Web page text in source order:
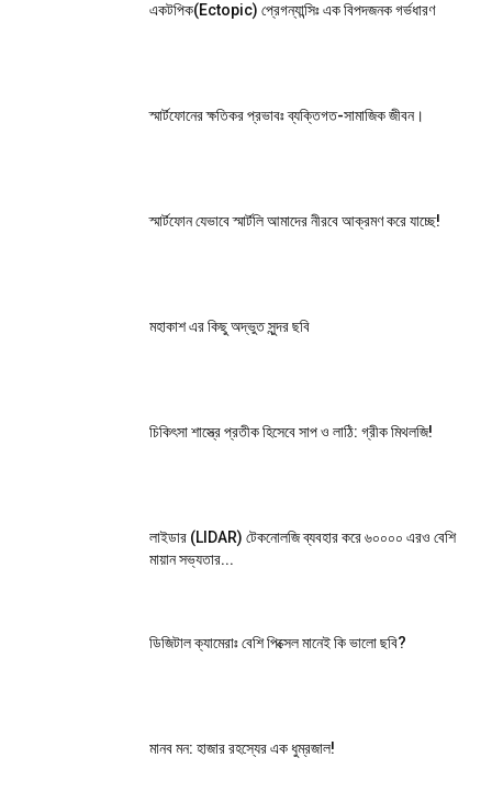
একটপিক(Ectopic) প্রেগন্যান্সিঃ এক বিপদজনক গর্ভধারণ
স্মার্টফোনের ক্ষতিকর প্রভাবঃ ব্যক্তিগত-সামাজিক জীবন।
স্মার্টফোন যেভাবে স্মার্টলি আমাদের নীরবে আক্রমণ করে যাচ্ছে!
মহাকাশ এর কিছু অদ্ভুত সুন্দর ছবি
চিকিৎসা শাস্ত্রে প্রতীক হিসেবে সাপ ও লাঠি: গ্রীক মিথলজি!
লাইডার (LIDAR) টেকনোলজি ব্যবহার করে ৬০০০০ এরও বেশি
মায়ান সভ্যতার...
ডিজিটাল ক্যামেরাঃ বেশি পিক্সেল মানেই কি ভালো ছবি?
মানব মন: হাজার রহস্যের এক ধুম্রজাল!